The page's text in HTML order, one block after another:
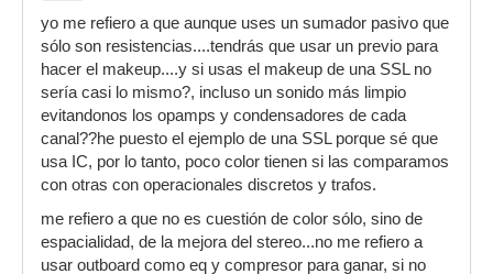
yo me refiero a que aunque uses un sumador pasivo que
sólo son resistencias....tendrás que usar un previo para
hacer el makeup....y si usas el makeup de una SSL no
sería casi lo mismo?, incluso un sonido más limpio
evitandonos los opamps y condensadores de cada
canal??he puesto el ejemplo de una SSL porque sé que
usa IC, por lo tanto, poco color tienen si las comparamos
con otras con operacionales discretos y trafos.
me refiero a que no es cuestión de color sólo, sino de
espacialidad, de la mejora del stereo...no me refiero a
usar outboard como eq y compresor para ganar, si no